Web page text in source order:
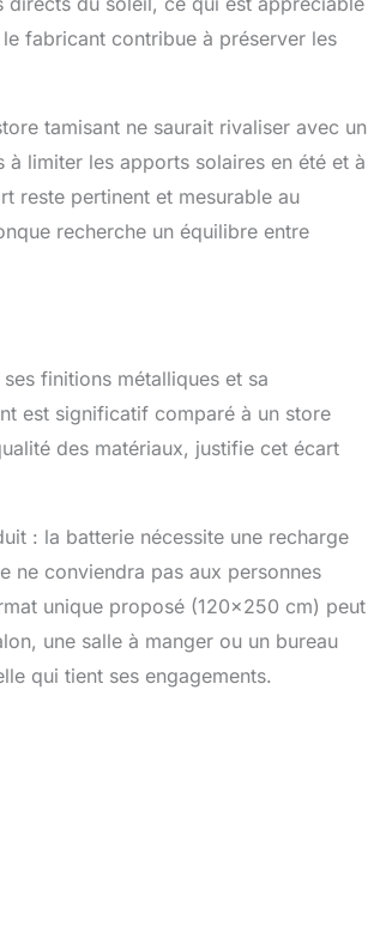
fabricant contribue à préserver les
tamisant ne saurait rivaliser avec un
limiter les apports solaires en été et à
reste pertinent et mesurable au
recherche un équilibre entre
finitions métalliques et sa
est significatif comparé à un store
des matériaux, justifie cet écart
: la batterie nécessite une recharge
ne conviendra pas aux personnes
unique proposé (120×250 cm) peut
une salle à manger ou un bureau
qui tient ses engagements.